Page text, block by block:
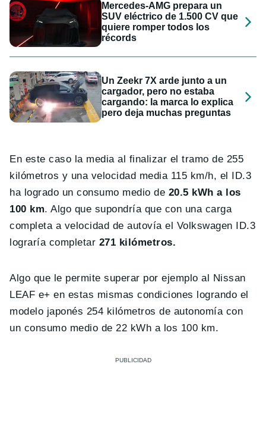
Mercedes-AMG prepara un
SUV eléctrico de 1.500 CV que
quiere romper todos los
récords
Un Zeekr 7X arde junto a un
cargador, pero no estaba
cargando: la marca lo explica
pero deja muchas preguntas
En este caso la media al finalizar el tramo de 255
kilómetros y una velocidad media 115 km/h, el ID.3
ha logrado un consumo medio de 20.5 kWh a los
100 km. Algo que supondría que con una carga
completa a velocidad de autovía el Volkswagen ID.3
lograría completar 271 kilómetros.
Algo que le permite superar por ejemplo al Nissan
LEAF e+ en estas mismas condiciones logrando el
modelo japonés 254 kilómetros de autonomía con
un consumo medio de 22 kWh a los 100 km.